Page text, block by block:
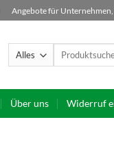
Angebote für
Suchen
Über uns Widerruf